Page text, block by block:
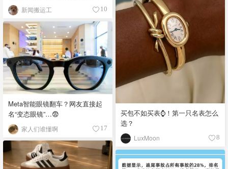
新闻搬运工 10
买包不如买表⌚️！第一只名表怎么
选？
LuxMoon 8
Meta智能眼镜翻车？网友直接起
名“变态眼镜”…😨
家人们谁懂啊 17